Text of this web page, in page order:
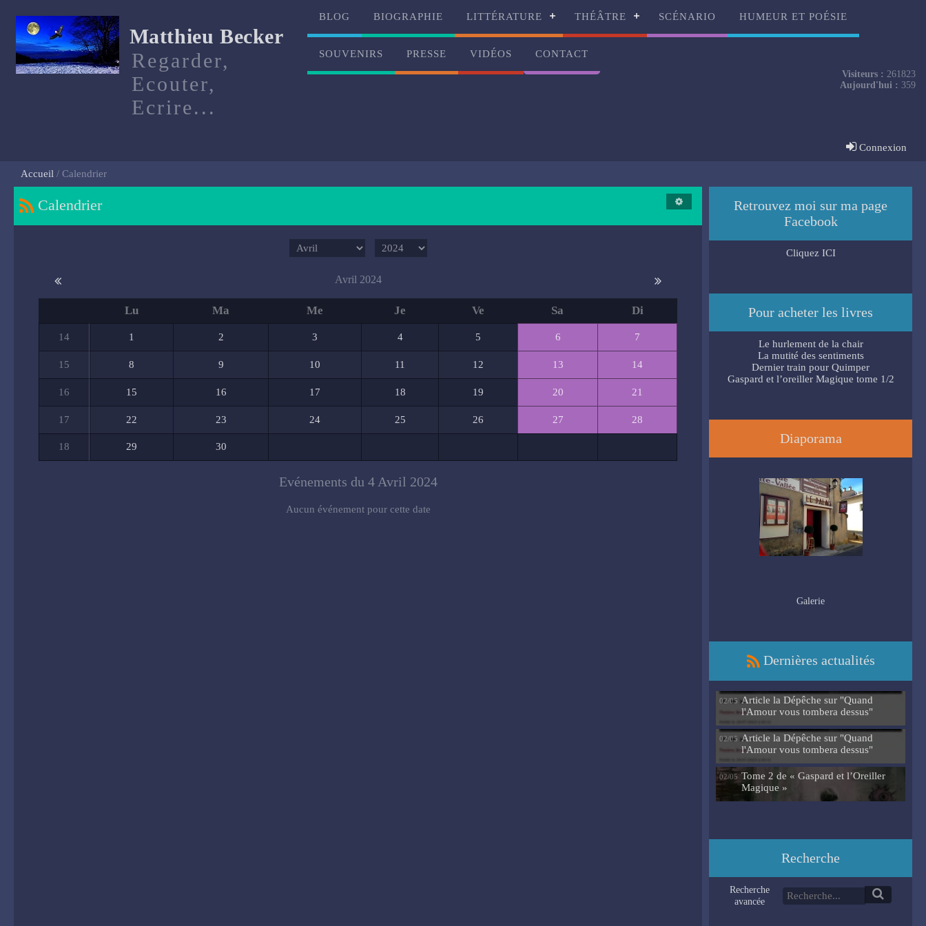
Matthieu Becker
Regarder,
Ecouter,
Ecrire...
BLOG BIOGRAPHIE LITTÉRATURE THÉÂTRE SCÉNARIO HUMEUR ET POÉSIE
SOUVENIRS PRESSE VIDÉOS CONTACT
Connexion
Accueil Calendrier
Visiteurs : 261823
Aujourd'hui : 359
Calendrier
Avril 2024
Lu Ma Me Je Ve Sa Di
14 1 2 3 4 5 6 7
15 8 9 10 11 12 13 14
16 15 16 17 18 19 20 21
17 22 23 24 25 26 27 28
18 29 30
Evénements du 4 Avril 2024
Aucun événement pour cette date
Retrouvez moi sur ma page
Facebook
Cliquez ICI
Pour acheter les livres
Le hurlement de la chair
La mutité des sentiments
Dernier train pour Quimper
Gaspard et l’oreiller Magique tome 1/2
Diaporama
Galerie
Dernières actualités
02/05 Article la Dépêche sur "Quand
l'Amour vous tombera dessus"
02/05 Article la Dépêche sur "Quand
l'Amour vous tombera dessus"
02/05 Tome 2 de « Gaspard et l’Oreiller
Magique »
Recherche
Recherche
avancée